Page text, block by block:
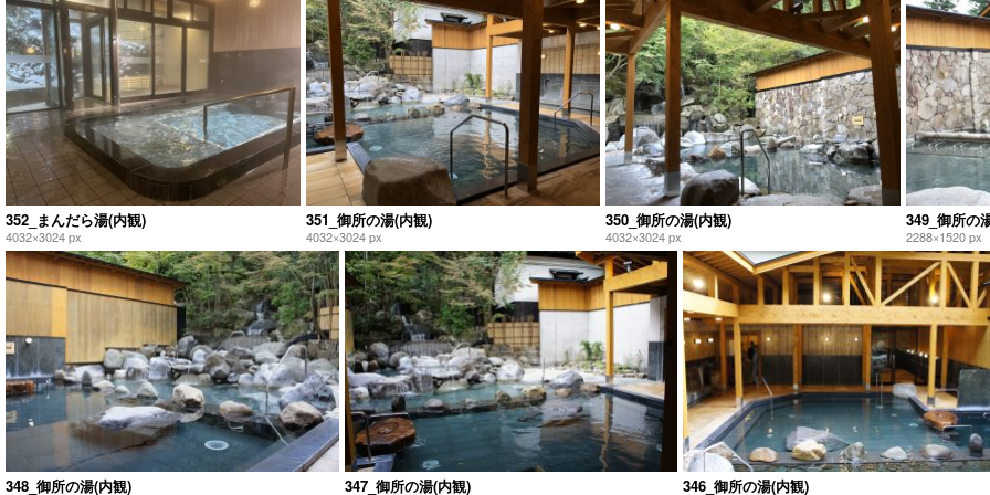
352_まんだら湯(内観)
4032×3024 px
351_御所の湯(内観)
4032×3024 px
350_御所の湯(内観)
4032×3024 px
349_御所の
2288×1520 px
348_御所の湯(内観) 347_御所の湯(内観) 346_御所の湯(内観)